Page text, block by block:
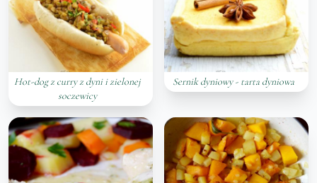
Hot-dog z curry z dyni i zielonej
soczewicy
Sernik dyniowy - tarta dyniowa